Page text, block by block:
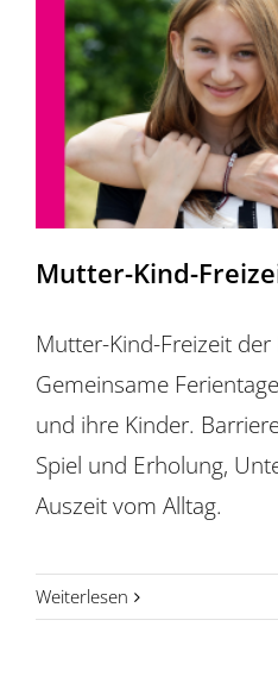
Für Mitglieder
Über uns
EUTB®
Mutter-Kind-
Mutter-Kind-Freizeit der
Gemeinsame
und ihre Kinder.
Spiel und Erholung,
Auszeit vom Alltag.
Weiterlesen